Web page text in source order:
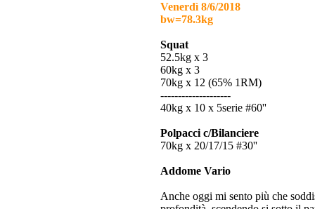
Venerdì 8/6/2018
bw=78.3kg
Squat
52.5kg x 3
60kg x 3
70kg x 12 (65% 1RM)
--------------------
40kg x 10 x 5serie #60''
Polpacci c/Bilanciere
70kg x 20/17/15 #30''
Addome Vario
Anche oggi mi sento più che